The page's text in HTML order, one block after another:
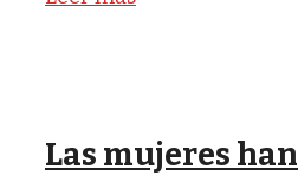
Las mujeres han